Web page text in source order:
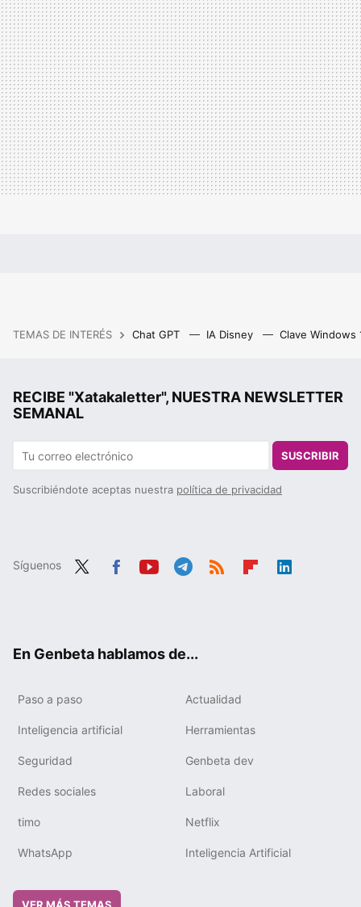
TEMAS DE INTERÉS Chat GPT IA Disney Clave Windows
RECIBE "Xatakaletter", NUESTRA NEWSLETTER
SEMANAL
SUSCRIBIR
Suscribiéndote aceptas nuestra política de privacidad
Síguenos
En Genbeta hablamos de...
Paso a paso Actualidad
Inteligencia artificial Herramientas
Seguridad Genbeta dev
Redes sociales Laboral
timo Netflix
WhatsApp Inteligencia Artificial